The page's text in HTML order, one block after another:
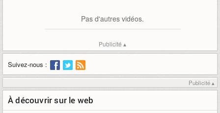
Pas d'autres vidéos.
Publicité ▴
Suivez-nous :
Publicité ▴
À découvrir sur le web